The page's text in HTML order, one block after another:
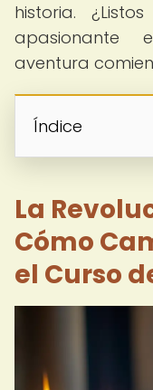
historia.
apasionante
aventura
Índice
La
Cómo
el Curso